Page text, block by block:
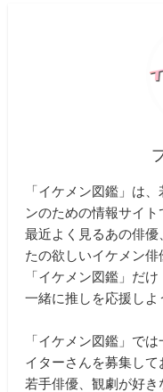
「イケメン図鑑」は
ンのための情報サイト
最近よく見るあの俳
たの欲しいイケメン
「イケメン図鑑」だけ
一緒に推しを応援しよ
「イケメン図鑑」で
イターさんを募集して
若手俳優、観劇が好き